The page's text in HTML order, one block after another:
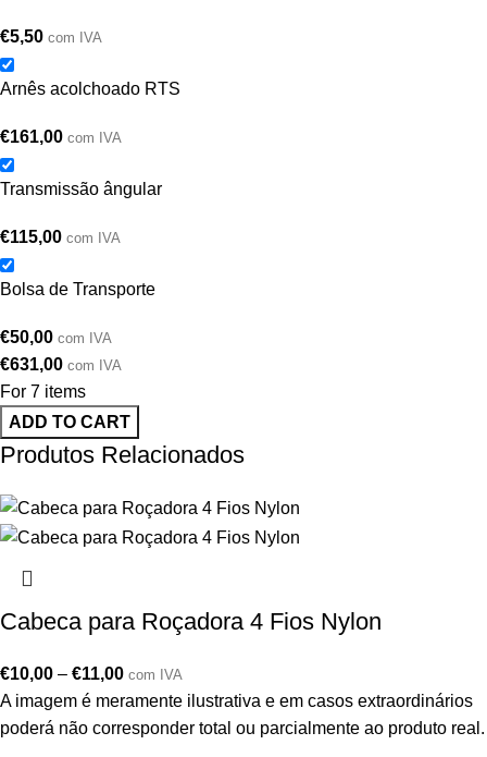
€5,50 com IVA
Arnês acolchoado RTS
€161,00 com IVA
Transmissão ângular
€115,00 com IVA
Bolsa de Transporte
€50,00 com IVA
€631,00 com IVA
For 7 items
ADD TO CART
Produtos Relacionados
Cabeca para Roçadora 4 Fios Nylon
€10,00 – €11,00 com IVA
A imagem é meramente ilustrativa e em casos extraordinários
poderá não corresponder total ou parcialmente ao produto real.